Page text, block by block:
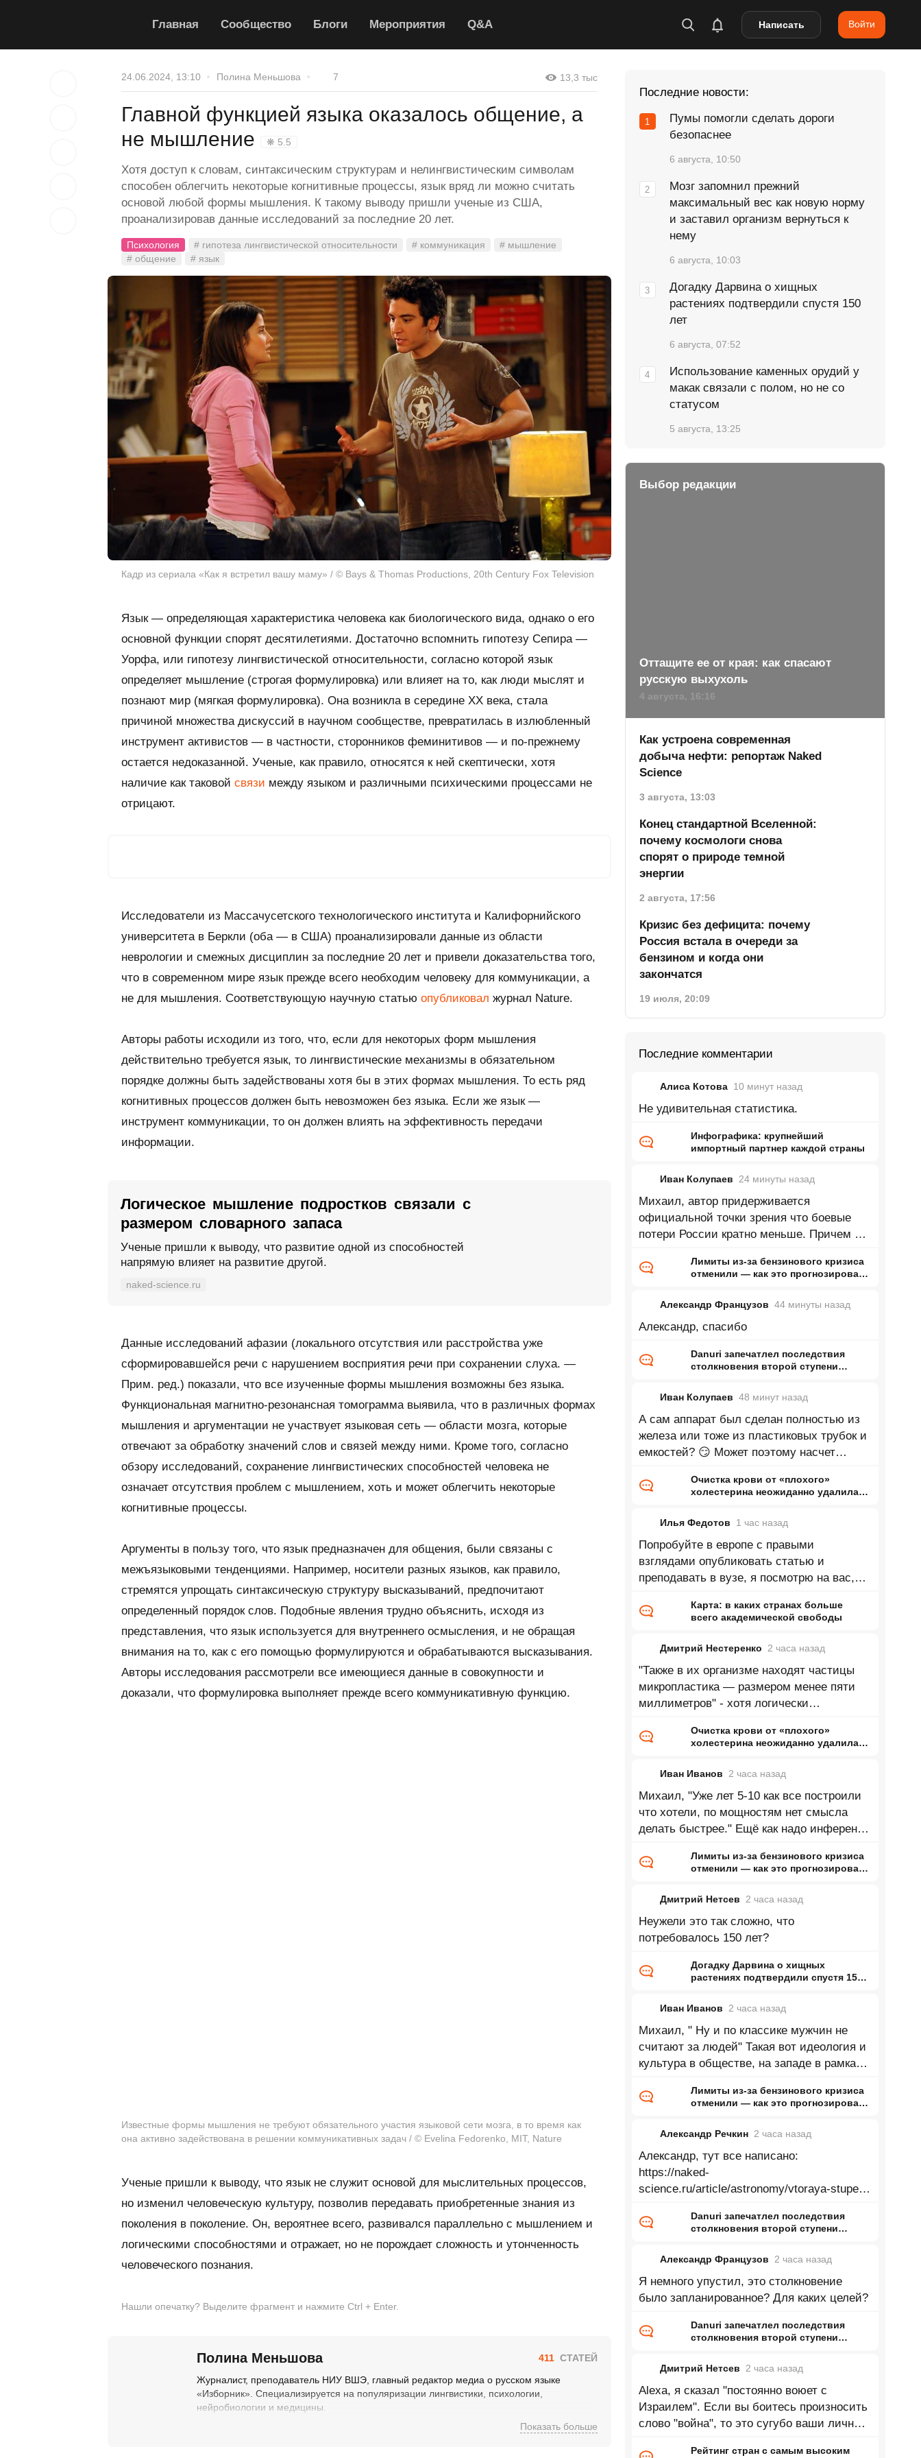
Главная Сообщество Блоги Мероприятия Q&A Написать Войти
24.06.2024, 13:10 Полина Меньшова 7 13,3 тыс
Главной функцией языка оказалось общение, а
не мышление
❋ 5.5
Хотя доступ к словам, синтаксическим структурам и нелингвистическим символам
способен облегчить некоторые когнитивные процессы, язык вряд ли можно считать
основой любой формы мышления. К такому выводу пришли ученые из США,
проанализировав данные исследований за последние 20 лет.
Психология # гипотеза лингвистической относительности # коммуникация
# мышление
# общение
# язык
Кадр из сериала «Как я встретил вашу маму» / © Bays & Thomas Productions, 20th Century Fox Television
Язык — определяющая характеристика человека как биологического вида, однако о его
основной функции спорят десятилетиями. Достаточно вспомнить гипотезу Сепира —
Уорфа, или гипотезу лингвистической относительности, согласно которой язык
определяет мышление (строгая формулировка) или влияет на то, как люди мыслят и
познают мир (мягкая формулировка). Она возникла в середине XX века, стала
причиной множества дискуссий в научном сообществе, превратилась в излюбленный
инструмент активистов — в частности, сторонников феминитивов — и по-прежнему
остается недоказанной. Ученые, как правило, относятся к ней скептически, хотя
наличие как таковой связи между языком и различными психическими процессами не
отрицают.
Исследователи из Массачусетского технологического института и Калифорнийского
университета в Беркли (оба — в США) проанализировали данные из области
неврологии и смежных дисциплин за последние 20 лет и привели доказательства того,
что в современном мире язык прежде всего необходим человеку для коммуникации, а
не для мышления. Соответствующую научную статью опубликовал журнал Nature.
Авторы работы исходили из того, что, если для некоторых форм мышления
действительно требуется язык, то лингвистические механизмы в обязательном
порядке должны быть задействованы хотя бы в этих формах мышления. То есть ряд
когнитивных процессов должен быть невозможен без языка. Если же язык —
инструмент коммуникации, то он должен влиять на эффективность передачи
информации.
Логическое мышление подростков связали с
размером словарного запаса
Ученые пришли к выводу, что развитие одной из способностей
напрямую влияет на развитие другой.
naked-science.ru
Данные исследований афазии (локального отсутствия или расстройства уже
сформировавшейся речи с нарушением восприятия речи при сохранении слуха. —
Прим. ред.) показали, что все изученные формы мышления возможны без языка.
Функциональная магнитно-резонансная томограмма выявила, что в различных формах
мышления и аргументации не участвует языковая сеть — области мозга, которые
отвечают за обработку значений слов и связей между ними. Кроме того, согласно
обзору исследований, сохранение лингвистических способностей человека не
означает отсутствия проблем с мышлением, хоть и может облегчить некоторые
когнитивные процессы.
Аргументы в пользу того, что язык предназначен для общения, были связаны с
межъязыковыми тенденциями. Например, носители разных языков, как правило,
стремятся упрощать синтаксическую структуру высказываний, предпочитают
определенный порядок слов. Подобные явления трудно объяснить, исходя из
представления, что язык используется для внутреннего осмысления, и не обращая
внимания на то, как с его помощью формулируются и обрабатываются высказывания.
Авторы исследования рассмотрели все имеющиеся данные в совокупности и
доказали, что формулировка выполняет прежде всего коммуникативную функцию.
Известные формы мышления не требуют обязательного участия языковой сети мозга, в то время как
она активно задействована в решении коммуникативных задач / © Evelina Fedorenko, MIT, Nature
Ученые пришли к выводу, что язык не служит основой для мыслительных процессов,
но изменил человеческую культуру, позволив передавать приобретенные знания из
поколения в поколение. Он, вероятнее всего, развивался параллельно с мышлением и
логическими способностями и отражает, но не порождает сложность и утонченность
человеческого познания.
Нашли опечатку? Выделите фрагмент и нажмите Ctrl + Enter.
Полина Меньшова 411 СТАТЕЙ
Журналист, преподаватель НИУ ВШЭ, главный редактор медиа о русском языке
«Изборник». Специализируется на популяризации лингвистики, психологии,
нейробиологии и медицины.
Показать больше
Последние новости:
Пумы помогли сделать дороги
безопаснее
6 августа, 10:50
Мозг запомнил прежний
максимальный вес как новую норму
и заставил организм вернуться к
нему
6 августа, 10:03
Догадку Дарвина о хищных
растениях подтвердили спустя 150
лет
6 августа, 07:52
Использование каменных орудий у
макак связали с полом, но не со
статусом
5 августа, 13:25
Выбор редакции
Оттащите ее от края: как спасают
русскую выхухоль
4 августа, 16:16
Как устроена современная
добыча нефти: репортаж Naked
Science
3 августа, 13:03
Конец стандартной Вселенной:
почему космологи снова
спорят о природе темной
энергии
2 августа, 17:56
Кризис без дефицита: почему
Россия встала в очереди за
бензином и когда они
закончатся
19 июля, 20:09
Последние комментарии
Алиса Котова 10 минут назад
Не удивительная статистика.
Инфографика: крупнейший
импортный партнер каждой страны
Иван Колупаев 24 минуты назад
Михаил, автор придерживается
официальной точки зрения что боевые
потери России кратно меньше. Причем по
Лимиты из-за бензинового кризиса
отменили — как это прогнозировал
Александр Французов 44 минуты назад
Александр, спасибо
Danuri запечатлел последствия
столкновения второй ступени
Иван Колупаев 48 минут назад
А сам аппарат был сделан полностью из
железа или тоже из пластиковых трубок и
емкостей? 😏 Может поэтому насчет
Очистка крови от «плохого»
холестерина неожиданно удалила
Илья Федотов
1 час назад
Попробуйте в европе с правыми
взглядами опубликовать статью и
преподавать в вузе, я посмотрю на вас,
и
Карта: в каких странах больше
всего академической свободы
Дмитрий Нестеренко 2 часа назад
"Также в их организме находят частицы
микропластика — размером менее пяти
миллиметров" - хотя логически
мм
Очистка крови от «плохого»
холестерина неожиданно удалила
Иван Иванов
2 часа назад
Михаил, "Уже лет 5-10 как все построили
что хотели, по мощностям нет смысла
делать быстрее." Ещё как надо инференс
Лимиты из-за бензинового кризиса
отменили — как это прогнозировал
Дмитрий Нетсев
2 часа назад
Неужели это так сложно, что
потребовалось 150 лет?
Догадку Дарвина о хищных
растениях подтвердили спустя 150
Иван Иванов
2 часа назад
Михаил, " Ну и по классике мужчин не
считают за людей" Такая вот идеология и
культура в обществе, на западе в рамках
Лимиты из-за бензинового кризиса
отменили — как это прогнозировал
Александр Речкин 2 часа назад
Александр, тут все написано:
https://naked-
science.ru/article/astronomy/vtoraya-stupen-
Danuri запечатлел последствия
столкновения второй ступени
Александр Французов
2 часа назад
Я немного упустил, это столкновение
было запланированное? Для каких целей?
Danuri запечатлел последствия
столкновения второй ступени
Дмитрий Нетсев
2 часа назад
Alexa, я сказал "постоянно воюет с
Израилем". Если вы боитесь произносить
слово "война", то это сугубо ваши личные
Рейтинг стран с самым высоким